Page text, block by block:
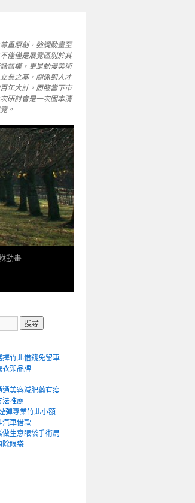
重原創，強調動畫至
僅僅是展覽區別於其
語權，更是動漫美術
業之基，關係到人才
年大計。面臨當下市
研討會是一次固本清
。
動畫
竹北借錢免留車
衣架品牌
通美容減肥藥有瘦
法推薦
彈專業竹北小額
汽車借款
生意眼袋手術局
除眼袋